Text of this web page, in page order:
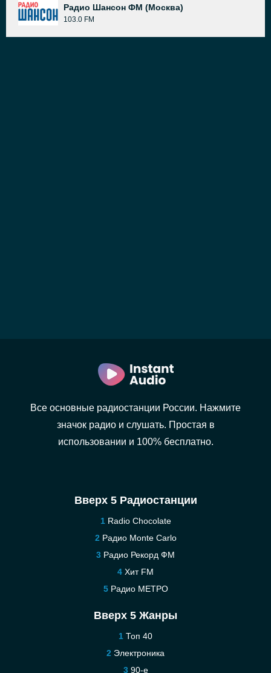
Радио Шансон ФМ (Москва)
103.0 FM
Все основные радиостанции России. Нажмите
значок радио и слушать. Простая в
использовании и 100% бесплатно.
Вверх 5 Радиостанции
Radio Chocolate
Радио Monte Carlo
Радио Рекорд ФМ
Хит FM
Радио МЕТРО
Вверх 5 Жанры
Топ 40
Электроника
90-е